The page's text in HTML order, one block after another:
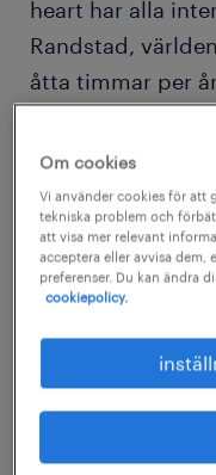
heart har alla
Randstad,
åtta timmar per
och en unik
och vuxna med
behövde tillsätta
de Randstad
ideell
alla resurser
Om cookies
Vi använder cookies för att
tekniska problem och
att visa mer relevant
acceptera eller avvisa dem,
preferenser. Du kan ändra
cookiepolicy.